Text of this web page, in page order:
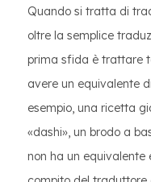
Quando si tratta di
oltre la semplice
prima sfida è trattare
avere un equivalente
esempio, una ricetta
«dashi», un brodo a
non ha un